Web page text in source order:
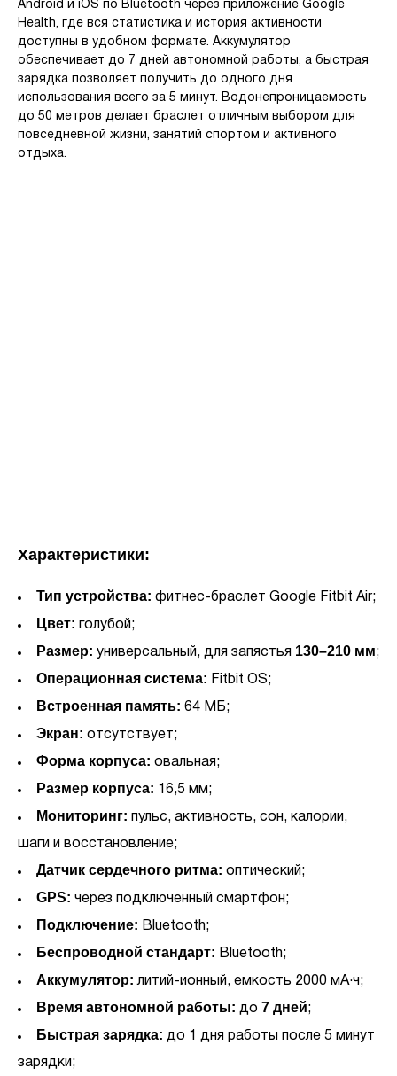
Android и iOS по Bluetooth через приложение Google
Health, где вся статистика и история активности
доступны в удобном формате. Аккумулятор
обеспечивает до 7 дней автономной работы, а быстрая
зарядка позволяет получить до одного дня
использования всего за 5 минут. Водонепроницаемость
до 50 метров делает браслет отличным выбором для
повседневной жизни, занятий спортом и активного
отдыха.
Характеристики:
Тип устройства: фитнес-браслет Google Fitbit Air;
Цвет: голубой;
Размер: универсальный, для запястья 130–210 мм;
Операционная система: Fitbit OS;
Встроенная память: 64 МБ;
Экран: отсутствует;
Форма корпуса: овальная;
Размер корпуса: 16,5 мм;
Мониторинг: пульс, активность, сон, калории,
шаги и восстановление;
Датчик сердечного ритма: оптический;
GPS: через подключенный смартфон;
Подключение: Bluetooth;
Беспроводной стандарт: Bluetooth;
Аккумулятор: литий-ионный, емкость 2000 мА·ч;
Время автономной работы: до 7 дней;
Быстрая зарядка: до 1 дня работы после 5 минут
зарядки;